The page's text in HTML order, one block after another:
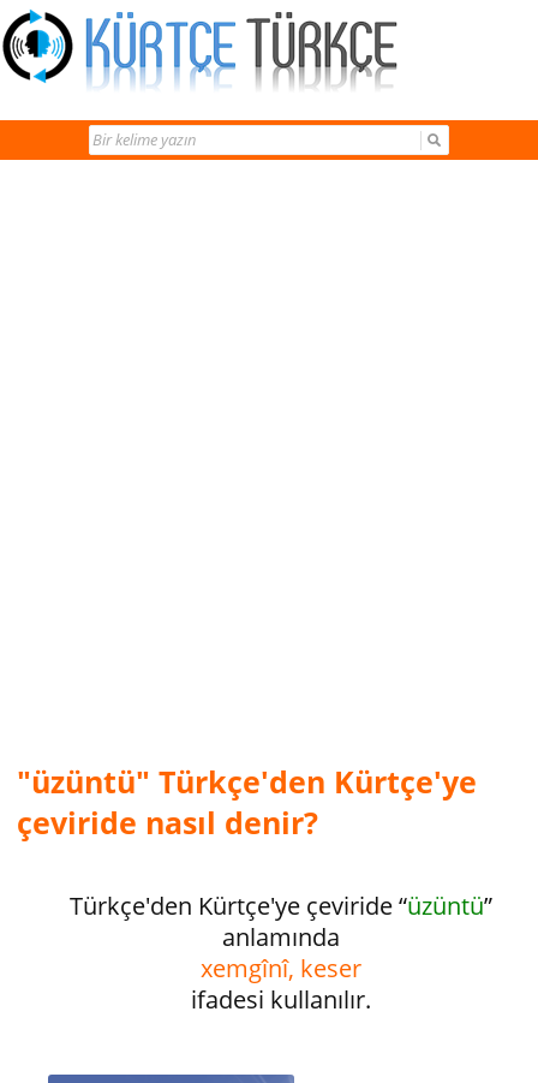
"üzüntü" Türkçe'den Kürtçe'ye
çeviride nasıl denir?
Türkçe'den Kürtçe'ye çeviride “üzüntü”
anlamında
xemgînî, keser
ifadesi kullanılır.